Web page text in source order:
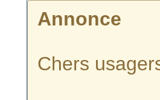
Annonce
Chers